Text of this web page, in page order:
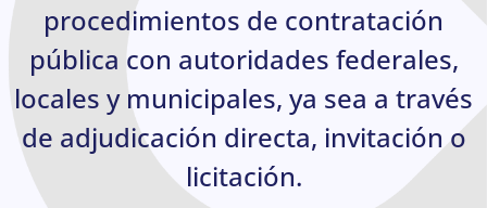
procedimientos de contratación
pública con autoridades federales,
locales y municipales, ya sea a través
de adjudicación directa, invitación o
licitación.